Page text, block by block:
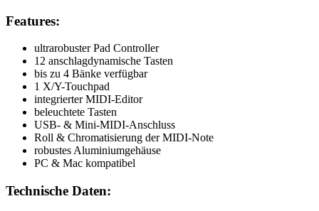
Features:
ultrarobuster Pad Controller
12 anschlagdynamische Tasten
bis zu 4 Bänke verfügbar
1 X/Y-Touchpad
integrierter MIDI-Editor
beleuchtete Tasten
USB- & Mini-MIDI-Anschluss
Roll & Chromatisierung der MIDI-Note
robustes Aluminiumgehäuse
PC & Mac kompatibel
Technische Daten: